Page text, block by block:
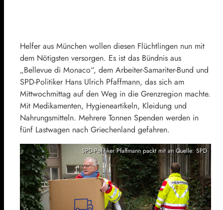
Helfer aus München wollen diesen Flüchtlingen nun mit
dem Nötigsten versorgen. Es ist das Bündnis aus
„Bellevue di Monaco“, dem Arbeiter-Samariter-Bund und
SPD-Politiker Hans Ulrich Pfaffmann, das sich am
Mittwochmittag auf den Weg in die Grenzregion machte.
Mit Medikamenten, Hygieneartikeln, Kleidung und
Nahrungsmitteln. Mehrere Tonnen Spenden werden in
fünf Lastwagen nach Griechenland gefahren.
SPD-Politiker Pfaffmann packt mit an Quelle: SPD